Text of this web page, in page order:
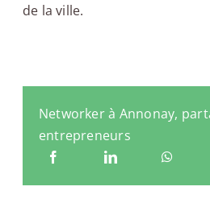
de la ville.
Networker à Annonay,
entrepreneurs